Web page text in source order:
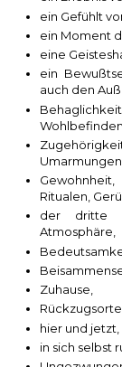
ein Gefühlt
ein Moment
eine
ein
auch den
Wohlbefinden,
Ritualen,
der dritte
Atmosphäre,
Zuhause,
hier und
in sich selbst